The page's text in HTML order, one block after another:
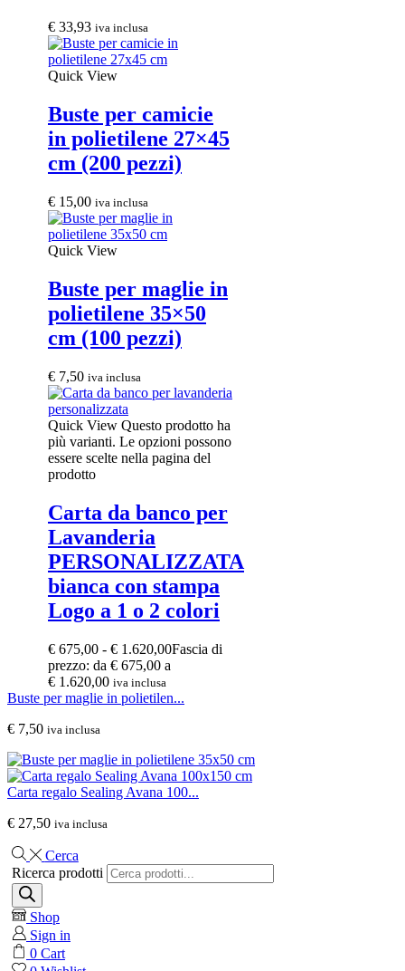
€ 33,93 iva inclusa
Quick View
Buste per camicie
in polietilene 27×45
cm (200 pezzi)
€ 15,00 iva inclusa
Quick View
Buste per maglie in
polietilene 35×50
cm (100 pezzi)
€ 7,50 iva inclusa
Quick View Questo prodotto ha
più varianti. Le opzioni possono
essere scelte nella pagina del
prodotto
Carta da banco per
Lavanderia
PERSONALIZZATA
bianca con stampa
Logo a 1 o 2 colori
€ 675,00 - € 1.620,00Fascia di
prezzo: da € 675,00 a
€ 1.620,00 iva inclusa
Buste per maglie in polietilen...
€ 7,50 iva inclusa
Carta regalo Sealing Avana 100...
€ 27,50 iva inclusa
Cerca
Ricerca prodotti
Shop
Sign in
0 Cart